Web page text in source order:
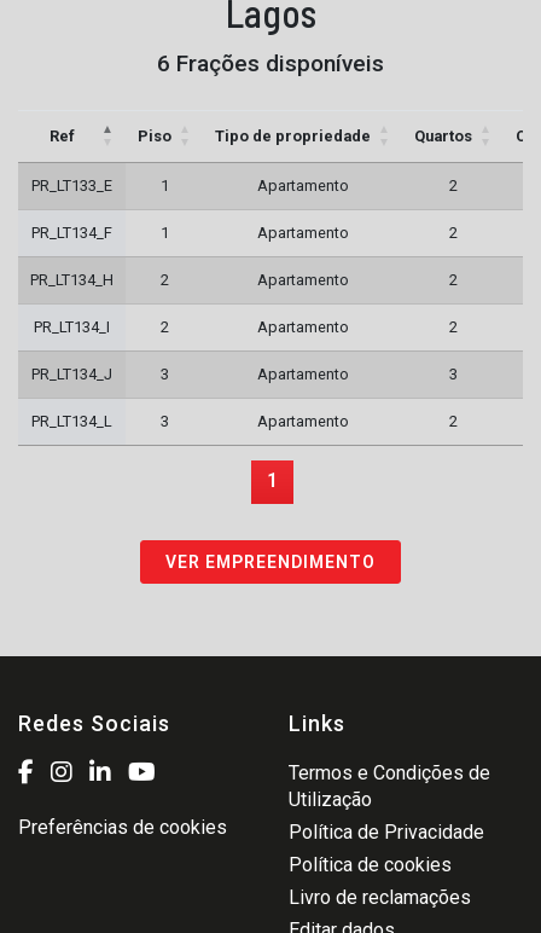
Lagos
6 Frações disponíveis
Ref Piso Tipo de propriedade Quartos
PR_LT133_E 1 Apartamento 2
PR_LT134_F 1 Apartamento 2
PR_LT134_H 2 Apartamento 2
PR_LT134_I 2 Apartamento 2
PR_LT134_J 3 Apartamento 3
PR_LT134_L 3 Apartamento 2
1
VER EMPREENDIMENTO
Redes Sociais
Preferências de cookies
Links
Termos e Condições de
Utilização
Política de Privacidade
Política de cookies
Livro de reclamações